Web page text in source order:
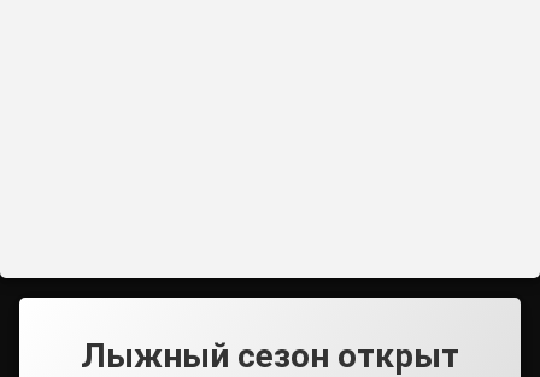
Лыжный сезон открыт